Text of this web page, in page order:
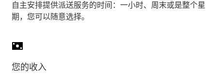
自主安排提供派送服务的时间：一小时、周末或是整个星
期，您可以随意选择。
您的收入